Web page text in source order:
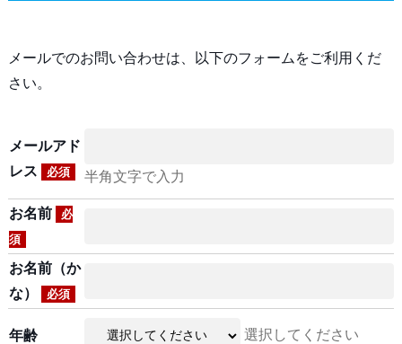
メールでのお問い合わせは、以下のフォームをご利用くだ
さい。
メールアド
レス
必須 半角文字で入力
お名前
必
須
お名前（か
な）
必須
年齢 選択してください